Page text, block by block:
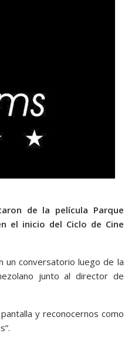
de la película Parque
el inicio del Ciclo de Cine
un conversatorio luego de la
junto al director de
y reconocernos como